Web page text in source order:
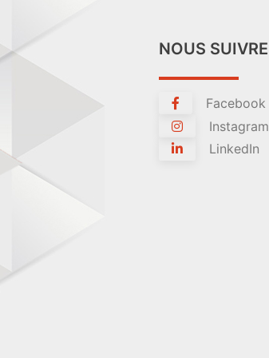
NOUS SUIVRE
Facebook
Instagram
LinkedIn